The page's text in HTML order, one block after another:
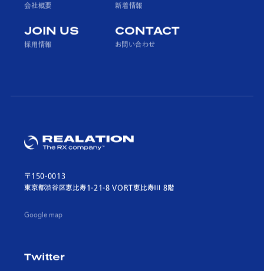
〒150-0013
東京都渋谷区恵比寿1-21-8 VORT恵比寿Ⅲ 8階
Google map
Twitter
会社概要 新着情報
JOIN US
採用情報
CONTACT
お問い合わせ